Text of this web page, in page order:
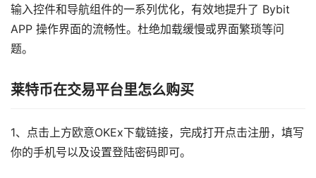
输入控件和导航组件的一系列优化，有效地提升了 Bybit
APP 操作界面的流畅性。杜绝加载缓慢或界面繁琐等问
题。
莱特币在交易平台里怎么购买
1、点击上方欧意OKEx下载链接，完成打开点击注册，填写
你的手机号以及设置登陆密码即可。